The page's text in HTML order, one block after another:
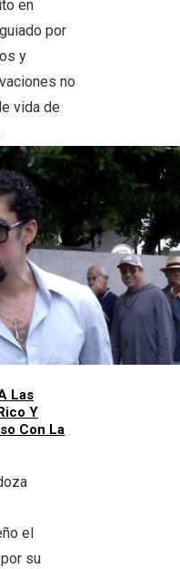
en
por
y
no
vida de
Las
Y
Con La
el
su